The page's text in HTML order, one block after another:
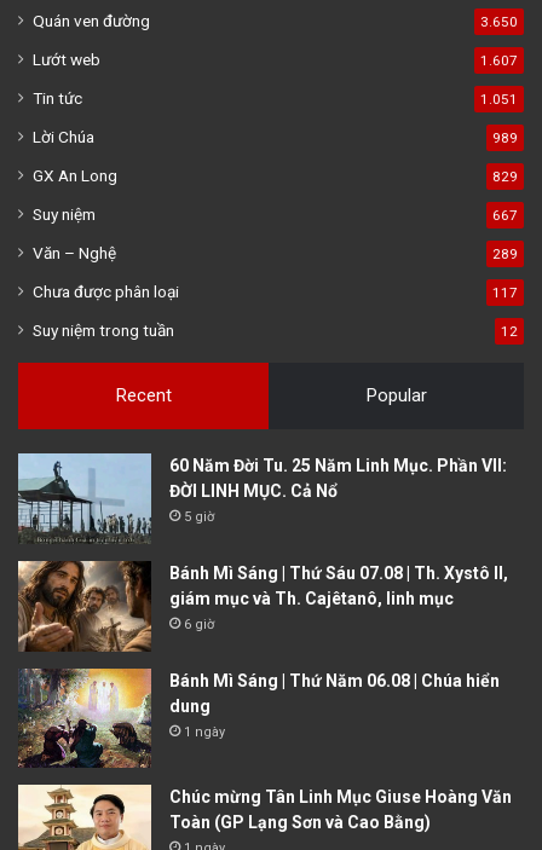
Quán ven đường 3.650
Lướt web 1.607
Tin tức 1.051
Lời Chúa 989
GX An Long 829
Suy niệm 667
Văn – Nghệ 289
Chưa được phân loại 117
Suy niệm trong tuần 12
Recent Popular
60 Năm Đời Tu. 25 Năm Linh Mục. Phần VII:
ĐỜI LINH MỤC. Cả Nổ
5 giờ
Bánh Mì Sáng | Thứ Sáu 07.08 | Th. Xystô II,
giám mục và Th. Cajêtanô, linh mục
6 giờ
Bánh Mì Sáng | Thứ Năm 06.08 | Chúa hiển
dung
1 ngày
Chúc mừng Tân Linh Mục Giuse Hoàng Văn
Toàn (GP Lạng Sơn và Cao Bằng)